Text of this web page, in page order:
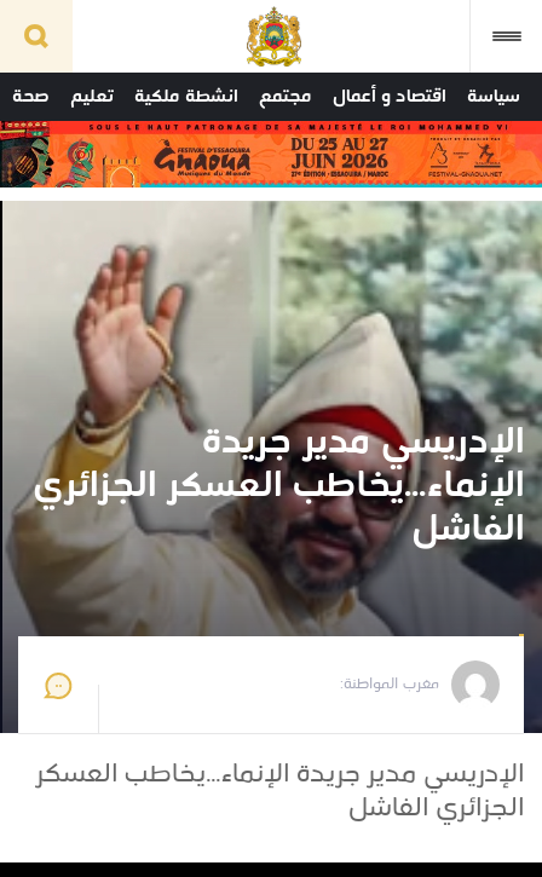
سياسة اقتصاد و أعمال مجتمع انشطة ملكية تعليم صحة
الإدريسي مدير جريدة
الإنماء...يخاطب العسكر الجزائري
الفاشل
مغرب المواطنة:
الإدريسي مدير جريدة الإنماء...يخاطب العسكر
الجزائري الفاشل